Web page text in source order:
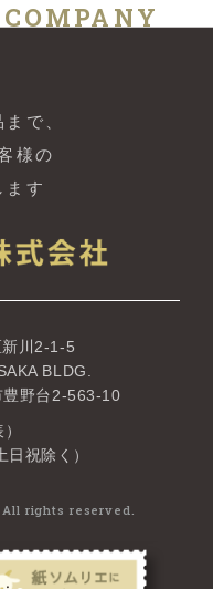
で、
様の
ます
新川2-1-5
BLDG.
豊野台2-563-10
祝除く）
All rights reserved.